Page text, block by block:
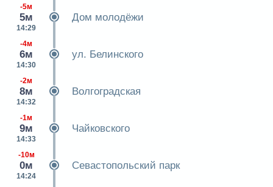
-5м
5м
14:29
Дом молодёжи
-4м
6м
14:30
ул. Белинского
-2м
8м
14:32
Волгоградская
-1м
9м
14:33
Чайковского
-10м
0м
14:24
Севастопольский парк